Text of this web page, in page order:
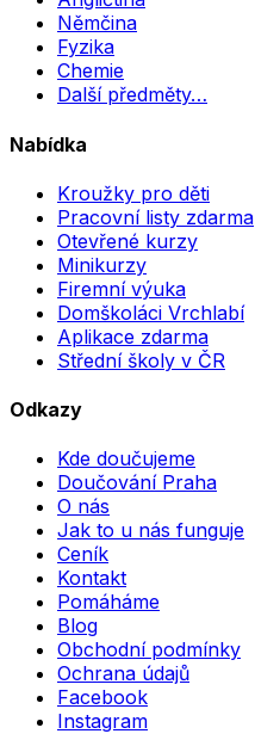
Němčina
Fyzika
Chemie
Další předměty…
Nabídka
Kroužky pro děti
Pracovní listy zdarma
Otevřené kurzy
Minikurzy
Firemní výuka
Domškoláci Vrchlabí
Aplikace zdarma
Střední školy v ČR
Odkazy
Kde doučujeme
Doučování Praha
O nás
Jak to u nás funguje
Ceník
Kontakt
Pomáháme
Blog
Obchodní podmínky
Ochrana údajů
Facebook
Instagram